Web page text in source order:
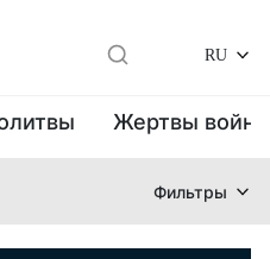
RU
Жертвы
Фильтры